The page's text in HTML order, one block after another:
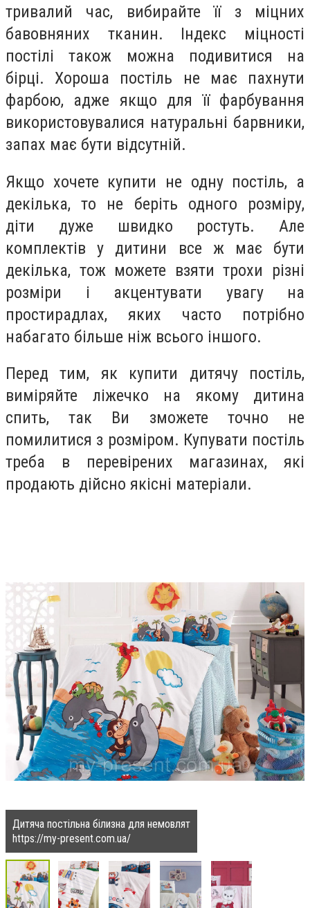
тривалий час, вибирайте її з міцних
бавовняних тканин. Індекс міцності
постілі також можна подивитися на
бірці. Хороша постіль не має пахнути
фарбою, адже якщо для її фарбування
використовувалися натуральні барвники,
запах має бути відсутній.
Якщо хочете купити не одну постіль, а
декілька, то не беріть одного розміру,
діти дуже швидко ростуть. Але
комплектів у дитини все ж має бути
декілька, тож можете взяти трохи різні
розміри і акцентувати увагу на
простирадлах, яких часто потрібно
набагато більше ніж всього іншого.
Перед тим, як купити дитячу постіль,
виміряйте ліжечко на якому дитина
спить, так Ви зможете точно не
помилитися з розміром. Купувати постіль
треба в перевірених магазинах, які
продають дійсно якісні матеріали.
Дитяча постільна білизна для немовлят
https://my-present.com.ua/